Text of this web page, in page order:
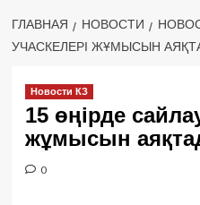
ГЛАВНАЯ НОВОСТИ
УЧАСКЕЛЕРІ ЖҰМЫСЫН
Новости КЗ
15 өңірде
жұмысын
0